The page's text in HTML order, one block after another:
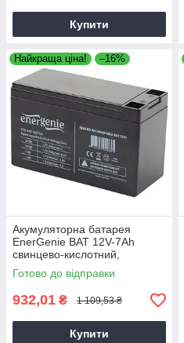
Купити
Найкраща ціна! –16%
Акумуляторна батарея
EnerGenie BAT 12V-7Ah
свинцево-кислотний,
акумулятор для електроніки
Готово до відправки
932,01 ₴ 1 109,53 ₴
Купити